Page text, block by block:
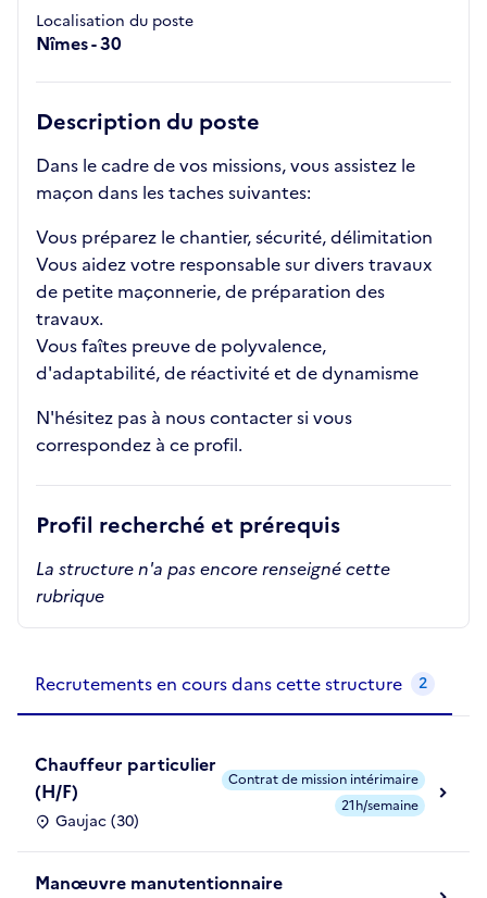
Localisation du poste
Nîmes - 30
Description du poste
Dans le cadre de vos missions, vous assistez le
maçon dans les taches suivantes:
Vous préparez le chantier, sécurité, délimitation
Vous aidez votre responsable sur divers travaux
de petite maçonnerie, de préparation des
travaux.
Vous faîtes preuve de polyvalence,
d'adaptabilité, de réactivité et de dynamisme
N'hésitez pas à nous contacter si vous
correspondez à ce profil.
Profil recherché et prérequis
La structure n'a pas encore renseigné cette
rubrique
Recrutements en cours dans cette structure 2
Chauffeur particulier
(H/F)
Gaujac (30)
Contrat de mission intérimaire
21h/semaine
Manœuvre manutentionnaire